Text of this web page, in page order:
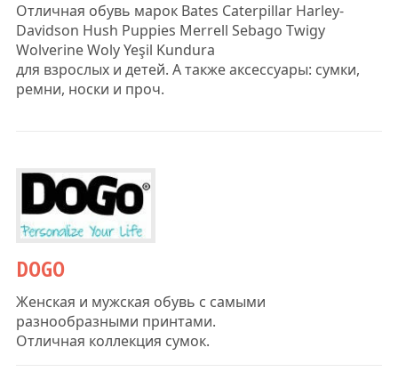
Отличная обувь марок Bates Caterpillar Harley-
Davidson Hush Puppies Merrell Sebago Twigy
Wolverine Woly Yeşil Kundura
для взрослых и детей. А также аксессуары: сумки,
ремни, носки и проч.
DOGO
Женская и мужская обувь с самыми
разнообразными принтами.
Отличная коллекция сумок.